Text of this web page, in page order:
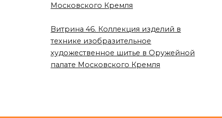
Московского Кремля
Витрина 46. Коллекция изделий в
технике изобразительное
художественное шитье в Оружейной
палате Московского Кремля